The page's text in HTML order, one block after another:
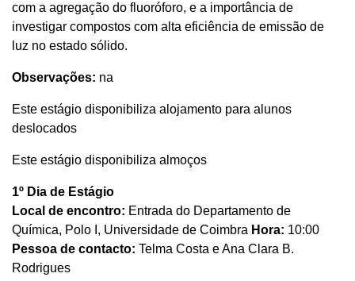
com a agregação do fluoróforo, e a importância de
investigar compostos com alta eficiência de emissão de
luz no estado sólido.
Observações: na
Este estágio disponibiliza alojamento para alunos
deslocados
Este estágio disponibiliza almoços
1º Dia de Estágio
Local de encontro: Entrada do Departamento de
Química, Polo I, Universidade de Coimbra Hora: 10:00
Pessoa de contacto: Telma Costa e Ana Clara B.
Rodrigues